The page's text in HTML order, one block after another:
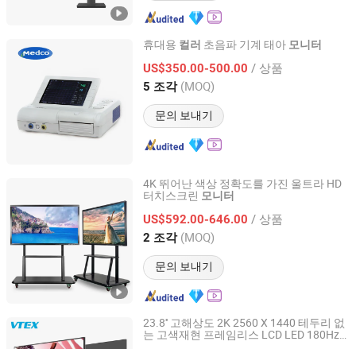
휴대용 컬러 초음파 기계 태아 모니터
US$350.00-500.00 / 상품
5 조각 (MOQ)
문의 보내기
Yiwu Medco Health Care Co., Limited
Zhejiang, China 이후 2023
4K 뛰어난 색상 정확도를 가진 울트라 HD
터치스크린 모니터
US$592.00-646.00 / 상품
2 조각 (MOQ)
문의 보내기
Guangzhou Yichuang Electronic Co., Ltd.
Guangdong, China 이후 2022
23.8'' 고해상도 2K 2560 X 1440 테두리 없
는 고색재현 프레임리스 LCD LED 180Hz
Shenzhen Vitek Electronics Co., Ltd.